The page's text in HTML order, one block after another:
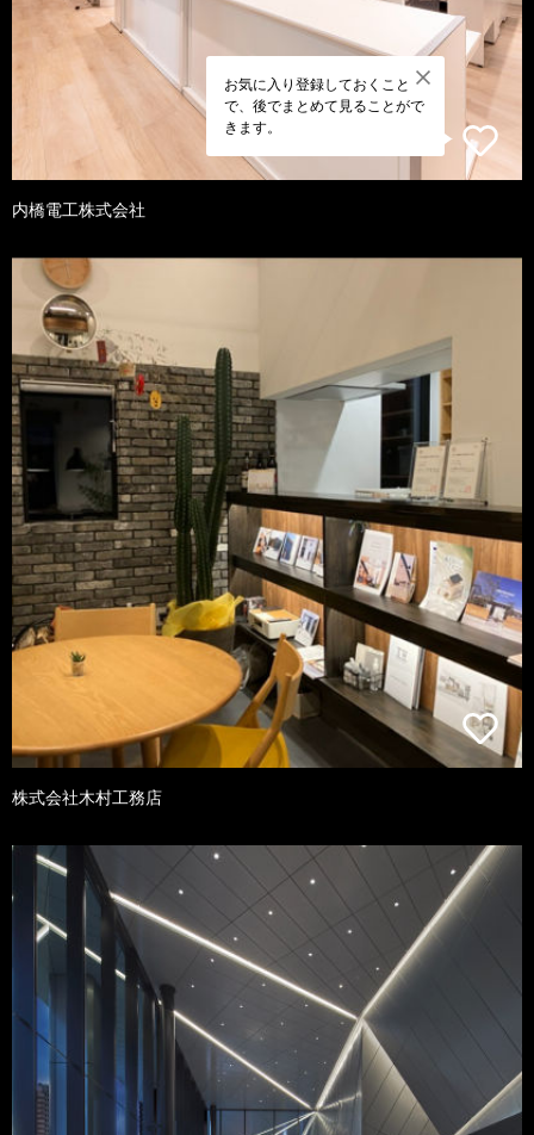
お気に入り登録しておくこと
で、後でまとめて見ることがで
きます。
内橋電工株式会社
株式会社木村工務店